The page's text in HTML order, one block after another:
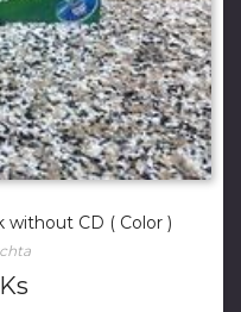
CD ( Color )
Ks